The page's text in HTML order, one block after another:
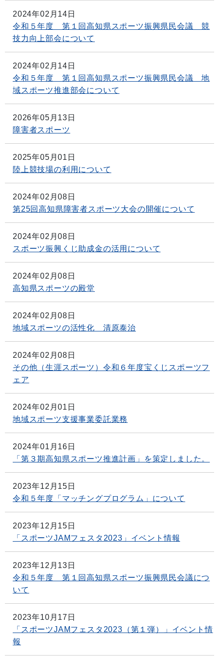
2024年02月14日
令和５年度 第１回高知県スポーツ振興県民会議 競
技力向上部会について
2024年02月14日
令和５年度 第１回高知県スポーツ振興県民会議 地
域スポーツ推進部会について
2026年05月13日
障害者スポーツ
2025年05月01日
陸上競技場の利用について
2024年02月08日
第25回高知県障害者スポーツ大会の開催について
2024年02月08日
スポーツ振興くじ助成金の活用について
2024年02月08日
高知県スポーツの殿堂
2024年02月08日
地域スポーツの活性化 清原泰治
2024年02月08日
その他（生涯スポーツ）令和６年度宝くじスポーツフ
ェア
2024年02月01日
地域スポーツ支援事業委託業務
2024年01月16日
「第３期高知県スポーツ推進計画」を策定しました。
2023年12月15日
令和５年度「マッチングプログラム」について
2023年12月15日
「スポーツJAMフェスタ2023」イベント情報
2023年12月13日
令和５年度 第１回高知県スポーツ振興県民会議につ
いて
2023年10月17日
「スポーツJAMフェスタ2023（第１弾）」イベント情
報